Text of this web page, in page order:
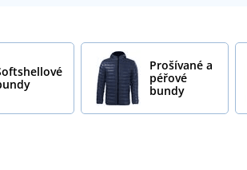
Prošívané a
péřové
bundy